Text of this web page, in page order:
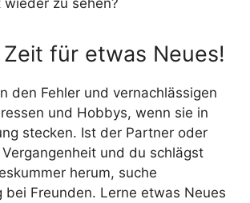
für etwas Neues!
den Fehler und vernachlässigen
und Hobbys, wenn sie in
stecken. Ist der Partner oder
und du schlägst
herum, suche
bei Freunden. Lerne etwas Neues